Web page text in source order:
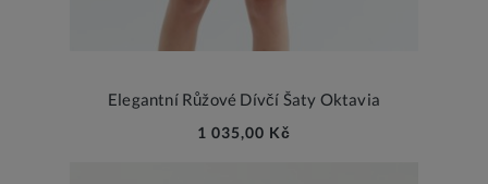
Elegantní Růžové Dívčí Šaty Oktavia
1 035,00 Kč